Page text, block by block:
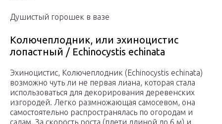
Душистый горошек в вазе
Колючеплодник, или эхиноцистис
лопастный / Echinocystis echinata
Эхиноцистис, Колючеплодник (Echinocystis echinata)
возможно чуть ли не первая лиана, которая стала
использоваться для декорирования деревенских
изгородей. Легко размножающая самосевом, она
самостоятельно распространялась по огородам и
садам. За скорость роста (плети длиной до 6 м) и